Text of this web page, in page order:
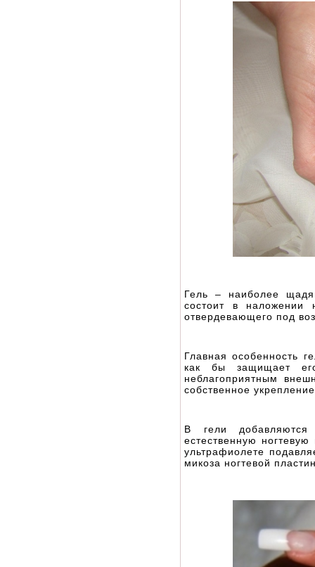
Гель – наиболее
состоит в наложении
отвердевающего под
Главная особенность
как бы защищает
неблагоприятным
собственное
В гели
естественную
ультрафиолете
микоза ногтевой